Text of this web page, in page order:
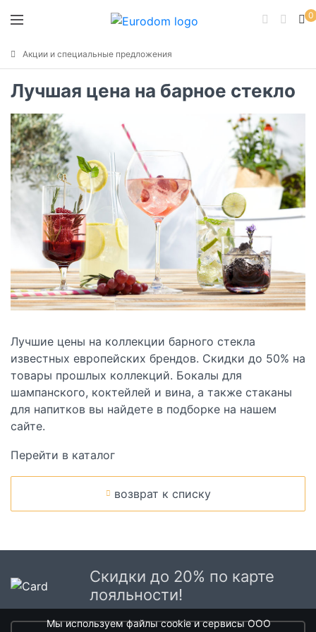
0
Акции и специальные предложения
Лучшая цена на барное стекло
Лучшие цены на коллекции барного стекла
известных европейских брендов. Скидки до 50% на
товары прошлых коллекций. Бокалы для
шампанского, коктейлей и вина, а также стаканы
для напитков вы найдете в подборке на нашем
сайте.
Перейти в каталог
возврат к списку
Скидки до 20% по карте
лояльности!
Мы используем файлы cookie и сервисы ООО